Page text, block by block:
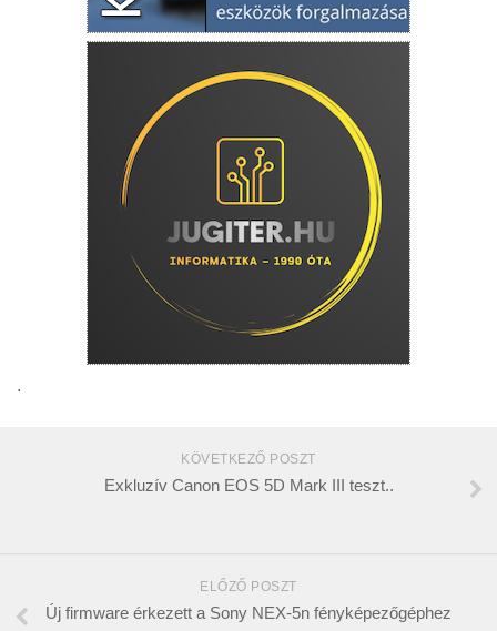
.
KÖVETKEZŐ POSZT
Exkluzív Canon EOS 5D Mark III teszt..
ELŐZŐ POSZT
Új firmware érkezett a Sony NEX-5n fényképezőgéphez